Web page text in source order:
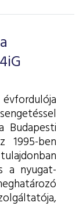
Budapesti
1995-ben
a nyugat-